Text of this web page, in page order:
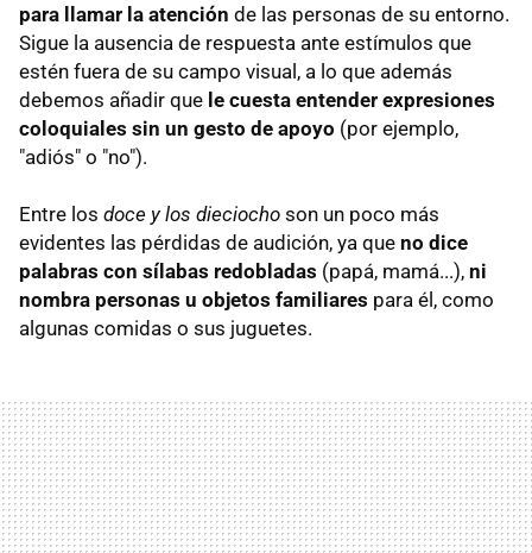
para llamar la atención de las personas de su entorno.
Sigue la ausencia de respuesta ante estímulos que
estén fuera de su campo visual, a lo que además
debemos añadir que le cuesta entender expresiones
coloquiales sin un gesto de apoyo (por ejemplo,
"adiós" o "no").
Entre los doce y los dieciocho son un poco más
evidentes las pérdidas de audición, ya que no dice
palabras con sílabas redobladas (papá, mamá...), ni
nombra personas u objetos familiares para él, como
algunas comidas o sus juguetes.